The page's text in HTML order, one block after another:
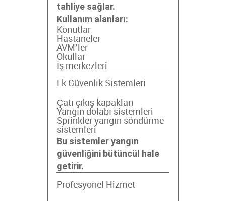
tahliye sağlar.
Kullanım alanları:
Konutlar
Hastaneler
AVM’ler
Okullar
İş merkezleri
Ek Güvenlik Sistemleri
Çatı çıkış kapakları
Yangın dolabı sistemleri
Sprinkler yangın söndürme
sistemleri
Bu sistemler yangın
güvenliğini bütüncül hale
getirir.
Profesyonel Hizmet